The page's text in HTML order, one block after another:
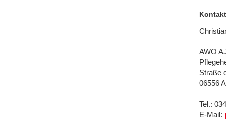
Kontakt
AWO
Straße
06556
Tel.:
E-Mail: